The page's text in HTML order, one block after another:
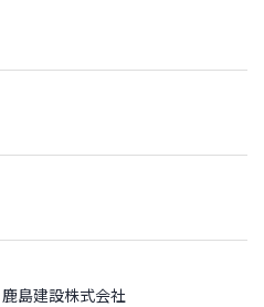
島建設株式会社